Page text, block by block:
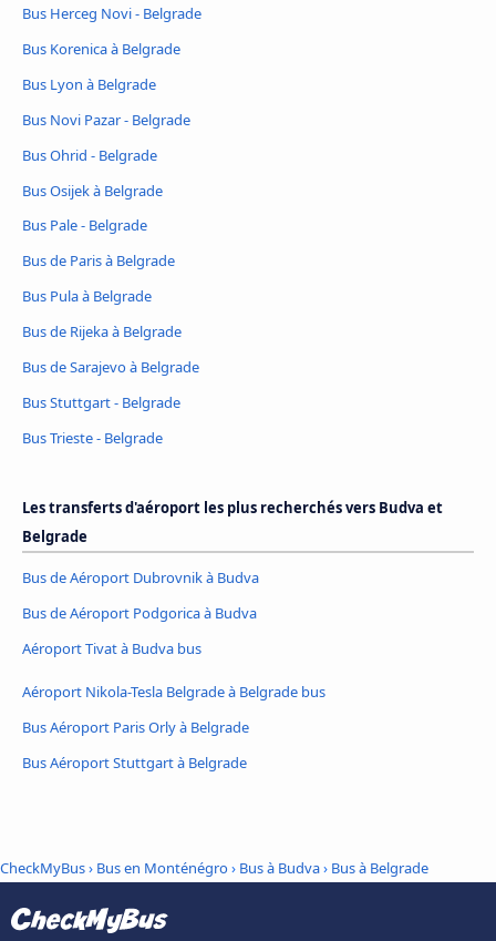
Bus Herceg Novi - Belgrade
Bus Korenica à Belgrade
Bus Lyon à Belgrade
Bus Novi Pazar - Belgrade
Bus Ohrid - Belgrade
Bus Osijek à Belgrade
Bus Pale - Belgrade
Bus de Paris à Belgrade
Bus Pula à Belgrade
Bus de Rijeka à Belgrade
Bus de Sarajevo à Belgrade
Bus Stuttgart - Belgrade
Bus Trieste - Belgrade
Les transferts d'aéroport les plus recherchés vers Budva et
Belgrade
Bus de Aéroport Dubrovnik à Budva
Bus de Aéroport Podgorica à Budva
Aéroport Tivat à Budva bus
Aéroport Nikola-Tesla Belgrade à Belgrade bus
Bus Aéroport Paris Orly à Belgrade
Bus Aéroport Stuttgart à Belgrade
CheckMyBus› Bus en Monténégro› Bus à Budva› Bus à Belgrade